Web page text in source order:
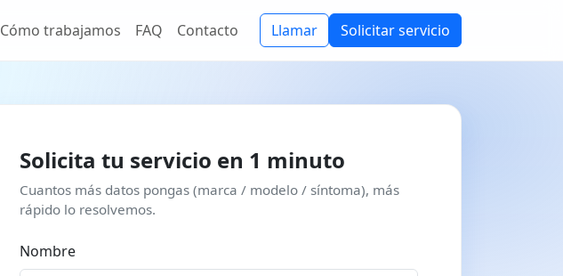
Cómo trabajamos FAQ Contacto Llamar Solicitar servicio
Solicita tu servicio en 1 minuto
Cuantos más datos pongas (marca / modelo / síntoma), más
rápido lo resolvemos.
Nombre